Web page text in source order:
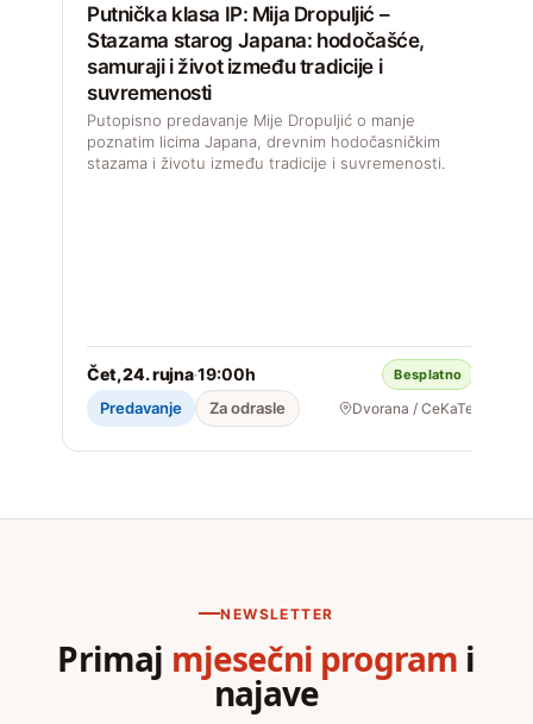
Putnička klasa IP: Mija Dropuljić –
Stazama starog Japana: hodočašće,
samuraji i život između tradicije i
suvremenosti
Putopisno predavanje Mije Dropuljić o manje
poznatim licima Japana, drevnim hodočasničkim
stazama i životu između tradicije i suvremenosti.
Čet, 24. rujna·19:00h Besplatno
Predavanje Za odrasle Dvorana / CeKaTe
NEWSLETTER
Primaj mjesečni program i
najave